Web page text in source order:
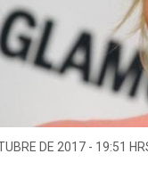
DE 2017 - 19:51